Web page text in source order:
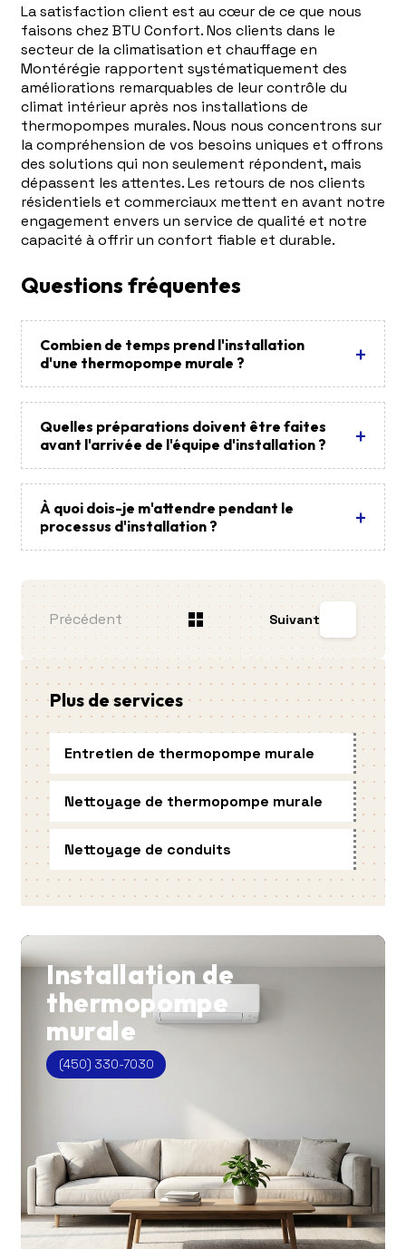
La satisfaction client est au cœur de ce que nous
faisons chez BTU Confort. Nos clients dans le
secteur de la climatisation et chauffage en
Montérégie rapportent systématiquement des
améliorations remarquables de leur contrôle du
climat intérieur après nos installations de
thermopompes murales. Nous nous concentrons sur
la compréhension de vos besoins uniques et offrons
des solutions qui non seulement répondent, mais
dépassent les attentes. Les retours de nos clients
résidentiels et commerciaux mettent en avant notre
engagement envers un service de qualité et notre
capacité à offrir un confort fiable et durable.
Questions fréquentes
Combien de temps prend l'installation
d'une thermopompe murale ?
Quelles préparations doivent être faites
avant l'arrivée de l'équipe d'installation ?
À quoi dois-je m'attendre pendant le
processus d'installation ?
Précédent Suivant
Plus de services
Entretien de thermopompe murale
Nettoyage de thermopompe murale
Nettoyage de conduits
Installation de
thermopompe
murale
(450) 330-7030